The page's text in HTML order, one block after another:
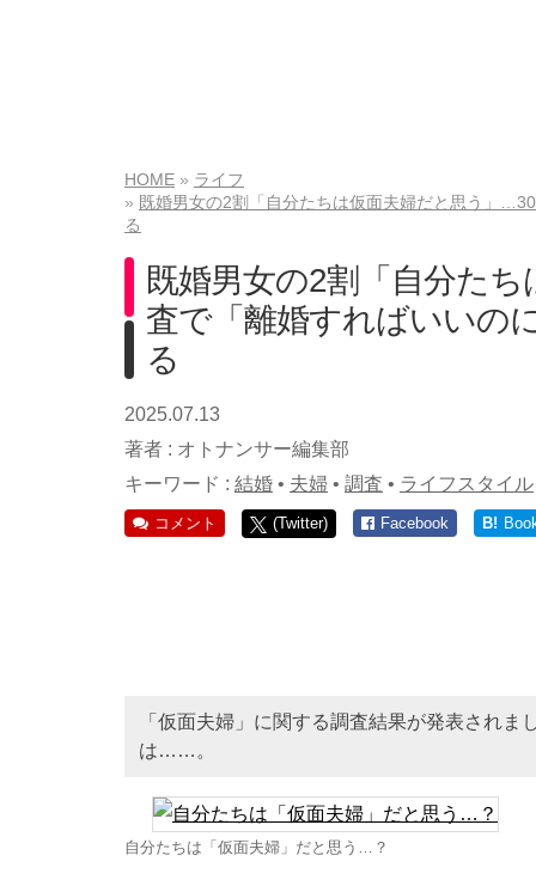
HOME
ライフ
既婚男女の2割「自分たちは仮面夫婦だと思う」
る
既婚男女の2割「自分た
査で「離婚すればいいの
る
2025.07.13
著者 : オトナンサー編集部
キーワード : 結婚 • 夫婦 • 調査 • ライフスタイル
コメント (Twitter) Facebook B!
「仮面夫婦」に関する調査結果が発表され
は……。
自分たちは「仮面夫婦」だと思う…？